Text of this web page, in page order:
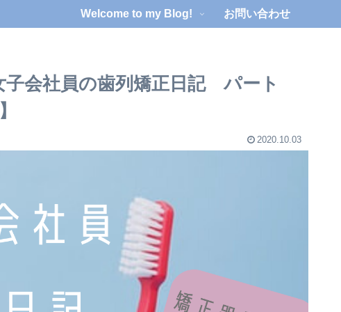
Welcome to my Blog! お問い合わせ
子会社員の歯列矯正日記 パート
2020.10.03